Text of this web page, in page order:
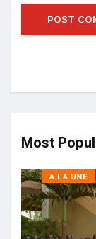
Most
A LA UNE